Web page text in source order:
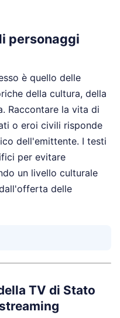
personaggi
è quello delle
della cultura, della
Raccontare la vita di
o eroi civili risponde
dell'emittente. I testi
per evitare
un livello culturale
delle
TV di Stato